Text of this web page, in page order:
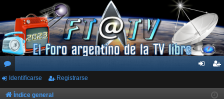
or
os ist
Identificarse Registrarse
Índice general